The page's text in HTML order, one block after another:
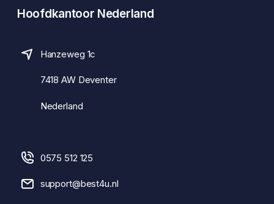
Hoofdkantoor Nederland
Hanzeweg 1c
7418 AW Deventer
Nederland
0575 512 125
support@best4u.nl